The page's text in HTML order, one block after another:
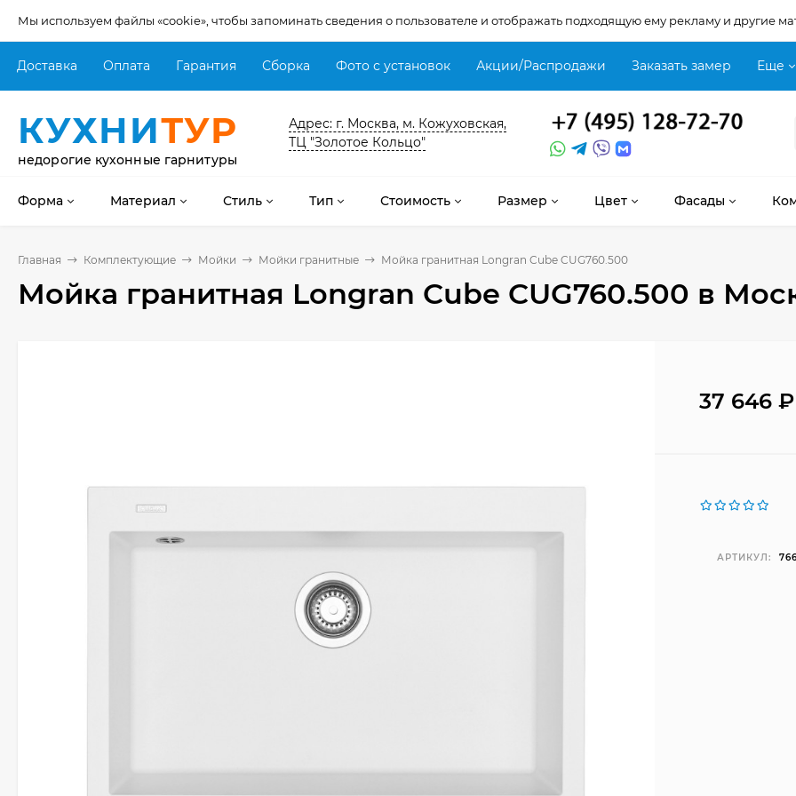
Мы используем файлы «cookie», чтобы запоминать сведения о пользователе и отображать подходящую ему рекламу и другие
Доставка Оплата Гарантия Сборка Фото с установок Акции/Распродажи Заказать замер Еще
КУХНИТУР
недорогие кухонные гарнитуры
Адрес: г. Москва, м. Кожуховская,
ТЦ "Золотое Кольцо"
Форма Материал Стиль Тип Стоимость Размер Цвет Фасады
Главная Комплектующие Мойки Мойки гранитные Мойка гранитная Longran Cube CUG760.500
Мойка гранитная Longran Cube CUG760.500 в
37 646₽
АРТИКУЛ: